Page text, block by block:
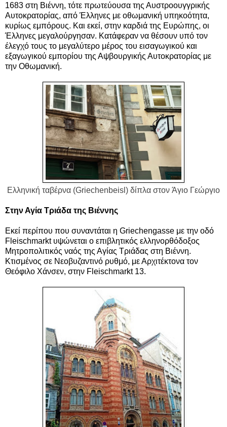
1683 στη Βιέννη, τότε πρωτεύουσα της Αυστροουγγρικής
Αυτοκρατορίας, από Έλληνες με οθωμανική υπηκοότητα,
κυρίως εμπόρους. Και εκεί, στην καρδιά της Ευρώπης, οι
Έλληνες μεγαλούργησαν. Κατάφεραν να θέσουν υπό τον
έλεγχό τους το μεγαλύτερο μέρος του εισαγωγικού και
εξαγωγικού εμπορίου της Αψβουργικής Αυτοκρατορίας με
την Οθωμανική.
Ελληνική ταβέρνα (Griechenbeisl) δίπλα στον Άγιο Γεώργιο
Στην Αγία Τριάδα της Βιέννης
Εκεί περίπου που συναντάται η Griechengasse με την οδό
Fleischmarkt υψώνεται ο επιβλητικός ελληνορθόδοξος
Μητροπολιτικός ναός της Αγίας Τριάδας στη Βιέννη.
Κτισμένος σε Νεοβυζαντινό ρυθμό, με Αρχιτέκτονα τον
Θεόφιλο Χάνσεν, στην Fleischmarkt 13.